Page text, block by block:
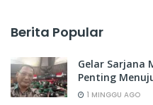
Berita Popular
Gelar Sarjana
Penting
1 MINGGU AGO